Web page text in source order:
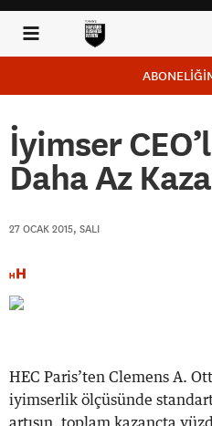
İyimser
Daha Az
27 OCAK 2015, SALI
HEC Paris’ten Clemens A.
iyimserlik ölçüsünde